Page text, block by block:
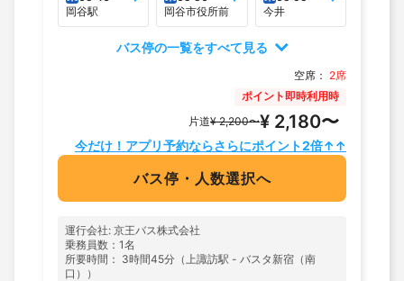
岡谷駅
岡谷市役所前
今井
バス停の一覧をすべて見る
空席： 2席
ポイント即時利用時
片道¥ 2,200〜¥ 2,180〜
今だけ！アプリ予約ならさらにポイント2倍↑↑
バス停・人数選択へ
運行会社: 京王バス株式会社
乗務員数：1名
所要時間： 3時間45分（上諏訪駅 - バスタ新宿（南
口））